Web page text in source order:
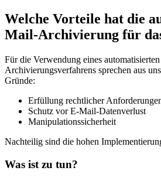
Welche Vorteile hat die
Mail-Archivierung für
Für die Verwendung eines
Archivierungsverfahrens sprechen aus
Gründe:
Erfüllung rechtlicher
Schutz vor E-Mail-Datenverlust
Manipulationssicherheit
Nachteilig sind die hohen
Was ist zu tun?